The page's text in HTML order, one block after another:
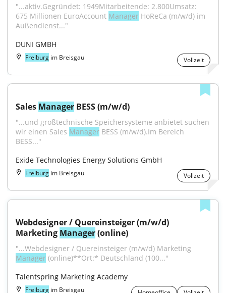
"...aktiv.Gegründet: 1949Mitarbeitende: 2.800Umsatz:
675 Millionen EuroAccount Manager HoReCa (m/w/d) im
Außendienst..."
DUNI GMBH
Freiburg im Breisgau Vollzeit
Sales Manager BESS (m/w/d)
"...und großtechnische Speichersysteme anbietet suchen
wir einen Sales Manager BESS (m/w/d).Im Bereich
BESS..."
Exide Technologies Energy Solutions GmbH
Freiburg im Breisgau Vollzeit
Webdesigner / Quereinsteiger (m/w/d)
Marketing Manager (online)
Manager (online)**Ort:* Deutschland (100..."
Talentspring Marketing Academy
Freiburg im Breisgau